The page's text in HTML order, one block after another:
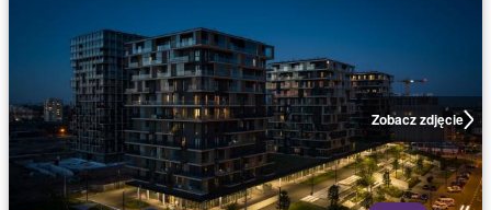
Zobacz zdjęcie